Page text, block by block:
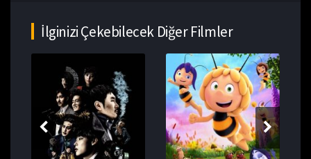
İlginizi Çekebilecek Diğer Filmler